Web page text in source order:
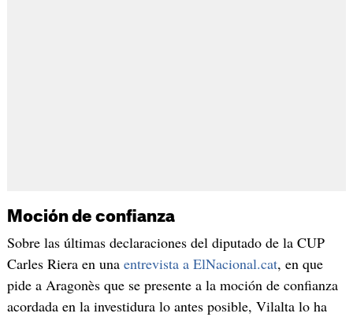
Moción de confianza
Sobre las últimas declaraciones del diputado de la CUP
Carles Riera en una entrevista a ElNacional.cat, en que
pide a Aragonès que se presente a la moción de confianza
acordada en la investidura lo antes posible, Vilalta lo ha